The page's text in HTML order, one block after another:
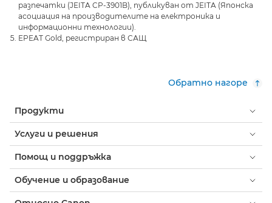
разпечатки (JEITA CP-3901B), публикуван от JEITA (Японска
асоциация на производителите на електроника и
информационни технологии).
EPEAT Gold, регистриран в САЩ
Обратно нагоре
Продукти
Услуги и решения
Помощ и поддръжка
Обучение и образование